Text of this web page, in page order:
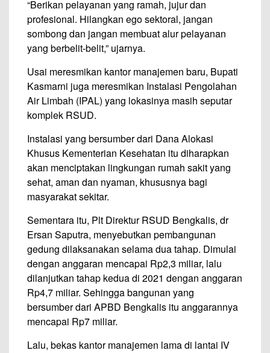
“Berikan pelayanan yang ramah, jujur ​​dan
profesional. Hilangkan ego sektoral, jangan
sombong dan jangan membuat alur pelayanan
yang berbelit-belit,” ujarnya.
Usai meresmikan kantor manajemen baru, Bupati
Kasmarni juga meresmikan Instalasi Pengolahan
Air Limbah (IPAL) yang lokasinya masih seputar
komplek RSUD.
Instalasi yang bersumber dari Dana Alokasi
Khusus Kementerian Kesehatan itu diharapkan
akan menciptakan lingkungan rumah sakit yang
sehat, aman dan nyaman, khususnya bagi
masyarakat sekitar.
Sementara itu, Plt Direktur RSUD Bengkalis, dr
Ersan Saputra, menyebutkan pembangunan
gedung dilaksanakan selama dua tahap. Dimulai
dengan anggaran mencapai Rp2,3 miliar, lalu
dilanjutkan tahap kedua di 2021 dengan anggaran
Rp4,7 miliar. Sehingga bangunan yang
bersumber dari APBD Bengkalis itu anggarannya
mencapai Rp7 miliar.
Lalu, bekas kantor manajemen lama di lantai IV